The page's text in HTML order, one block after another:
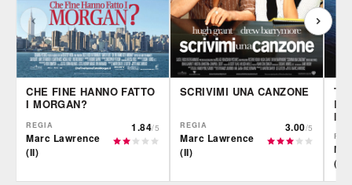
CHE FINE HANNO FATTO
I MORGAN?
REGIA
Marc Lawrence
(II)
1.84/5
SCRIVIMI UNA CANZONE
REGIA
Marc Lawrence
(II)
3.00/5
(II)